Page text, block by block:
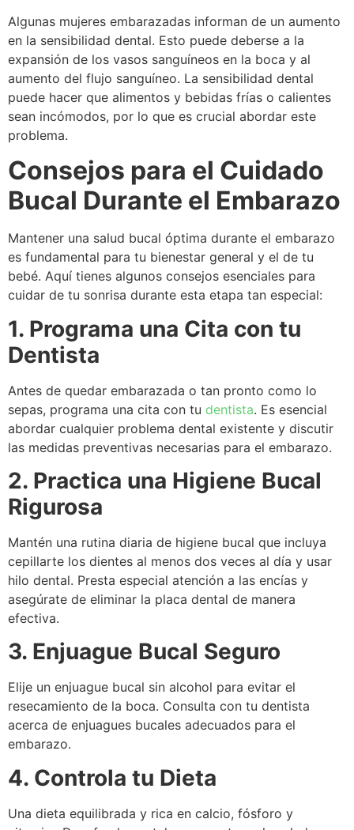
Algunas mujeres embarazadas informan de un aumento
en la sensibilidad dental. Esto puede deberse a la
expansión de los vasos sanguíneos en la boca y al
aumento del flujo sanguíneo. La sensibilidad dental
puede hacer que alimentos y bebidas frías o calientes
sean incómodos, por lo que es crucial abordar este
problema.
Consejos para el Cuidado
Bucal Durante el Embarazo
Mantener una salud bucal óptima durante el embarazo
es fundamental para tu bienestar general y el de tu
bebé. Aquí tienes algunos consejos esenciales para
cuidar de tu sonrisa durante esta etapa tan especial:
1. Programa una Cita con tu
Dentista
Antes de quedar embarazada o tan pronto como lo
sepas, programa una cita con tu dentista. Es esencial
abordar cualquier problema dental existente y discutir
las medidas preventivas necesarias para el embarazo.
2. Practica una Higiene Bucal
Rigurosa
Mantén una rutina diaria de higiene bucal que incluya
cepillarte los dientes al menos dos veces al día y usar
hilo dental. Presta especial atención a las encías y
asegúrate de eliminar la placa dental de manera
efectiva.
3. Enjuague Bucal Seguro
Elije un enjuague bucal sin alcohol para evitar el
resecamiento de la boca. Consulta con tu dentista
acerca de enjuagues bucales adecuados para el
embarazo.
4. Controla tu Dieta
Una dieta equilibrada y rica en calcio, fósforo y